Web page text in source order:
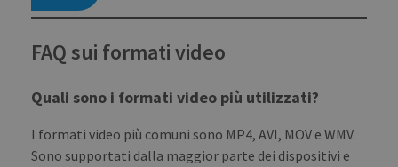
FAQ sui formati video
Quali sono i formati video più utilizzati?
I formati video più comuni sono MP4, AVI, MOV e WMV.
Sono supportati dalla maggior parte dei dispositivi e